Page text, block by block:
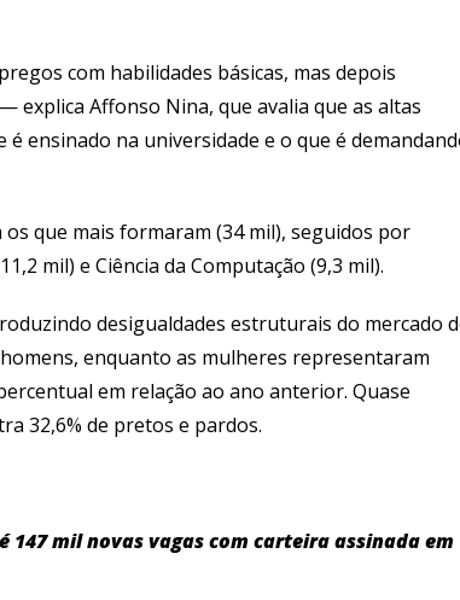
com habilidades básicas, mas depois
Affonso Nina, que avalia que as altas
ensinado na universidade e o que é
que mais formaram (34 mil), seguidos por
mil) e Ciência da Computação (9,3 mil).
desigualdades estruturais do mercado
enquanto as mulheres representaram
em relação ao ano anterior. Quase
32,6% de pretos e pardos.
mil novas vagas com carteira assinada em